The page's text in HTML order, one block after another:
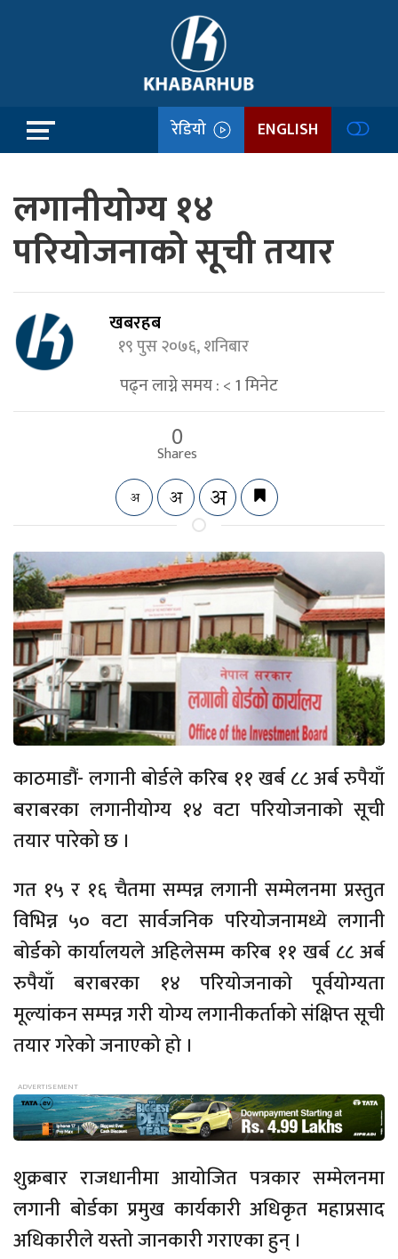
रेडियो ENGLISH
लगानीयोग्य १४
परियोजनाको सूची तयार
खबरहब
१९ पुस २०७६, शनिबार
पढ्न लाग्ने समय :< 1मिनेट
0
Shares
काठमाडौं- लगानी बोर्डले करिब ११ खर्ब ८८ अर्ब रुपैयाँ
बराबरका लगानीयोग्य १४ वटा परियोजनाको सूची
तयार पारेको छ ।
गत १५ र १६ चैतमा सम्पन्न लगानी सम्मेलनमा प्रस्तुत
विभिन्न ५० वटा सार्वजनिक परियोजनामध्ये लगानी
बोर्डको कार्यालयले अहिलेसम्म करिब ११ खर्ब ८८ अर्ब
रुपैयाँ बराबरका १४ परियोजनाको पूर्वयोग्यता
मूल्यांकन सम्पन्न गरी योग्य लगानीकर्ताको संक्षिप्त सूची
तयार गरेको जनाएको हो ।
शुक्रबार राजधानीमा आयोजित पत्रकार सम्मेलनमा
लगानी बोर्डका प्रमुख कार्यकारी अधिकृत महाप्रसाद
अधिकारीले यस्तो जानकारी गराएका हुन् ।